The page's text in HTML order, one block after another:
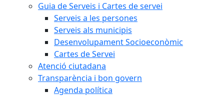
Guia de Serveis i Cartes de servei
Serveis a les persones
Serveis als municipis
Desenvolupament Socioeconòmic
Cartes de Servei
Atenció ciutadana
Transparència i bon govern
Agenda política